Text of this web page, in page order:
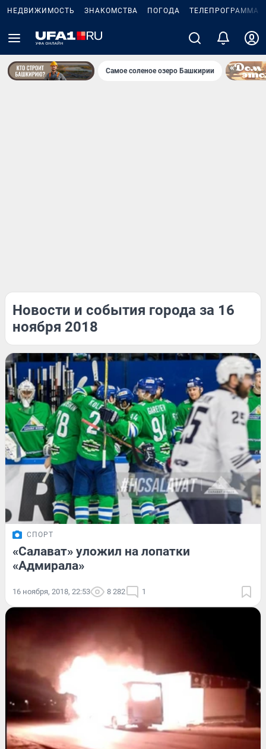
НЕДВИЖИМОСТЬ ЗНАКОМСТВА ПОГОДА ТЕЛЕПРОГРАММА
Самое соленое озеро Башкирии
Новости и события города за 16
ноября 2018
СПОРТ
«Салават» уложил на лопатки
«Адмирала»
16 ноября, 2018, 22:53 8 282 1